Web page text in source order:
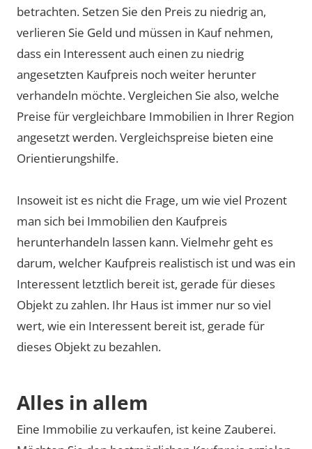
betrachten. Setzen Sie den Preis zu niedrig an,
verlieren Sie Geld und müssen in Kauf nehmen,
dass ein Interessent auch einen zu niedrig
angesetzten Kaufpreis noch weiter herunter
verhandeln möchte. Vergleichen Sie also, welche
Preise für vergleichbare Immobilien in Ihrer Region
angesetzt werden. Vergleichspreise bieten eine
Orientierungshilfe.
Insoweit ist es nicht die Frage, um wie viel Prozent
man sich bei Immobilien den Kaufpreis
herunterhandeln lassen kann. Vielmehr geht es
darum, welcher Kaufpreis realistisch ist und was ein
Interessent letztlich bereit ist, gerade für dieses
Objekt zu zahlen. Ihr Haus ist immer nur so viel
wert, wie ein Interessent bereit ist, gerade für
dieses Objekt zu bezahlen.
Alles in allem
Eine Immobilie zu verkaufen, ist keine Zauberei.